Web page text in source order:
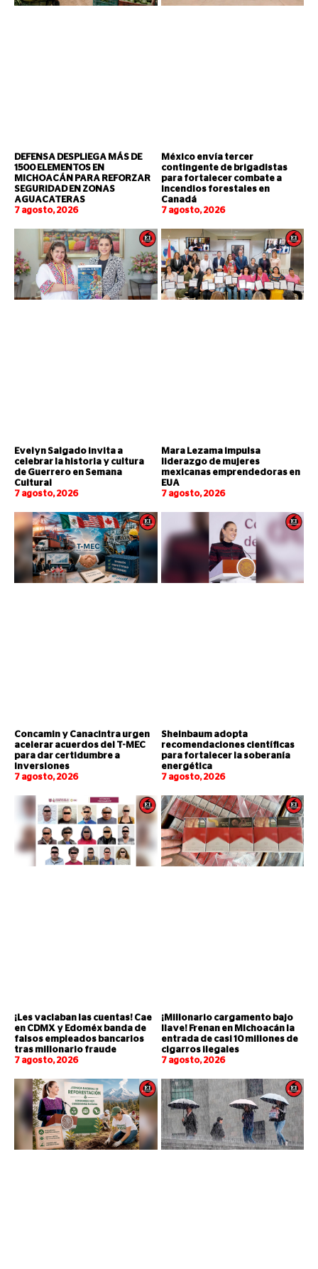
DEFENSA DESPLIEGA MÁS DE
1500 ELEMENTOS EN
MICHOACÁN PARA REFORZAR
SEGURIDAD EN ZONAS
AGUACATERAS
7 agosto, 2026
México envía tercer
contingente de brigadistas
para fortalecer combate a
incendios forestales en
Canadá
7 agosto, 2026
Evelyn Salgado invita a
celebrar la historia y cultura
de Guerrero en Semana
Cultural
7 agosto, 2026
Mara Lezama impulsa
liderazgo de mujeres
mexicanas emprendedoras en
EUA
7 agosto, 2026
Concamin y Canacintra urgen
acelerar acuerdos del T-MEC
para dar certidumbre a
inversiones
7 agosto, 2026
Sheinbaum adopta
recomendaciones científicas
para fortalecer la soberanía
energética
7 agosto, 2026
¡Les vaciaban las cuentas! Cae
en CDMX y Edoméx banda de
falsos empleados bancarios
tras millonario fraude
7 agosto, 2026
¡Millonario cargamento bajo
llave! Frenan en Michoacán la
entrada de casi 10 millones de
cigarros ilegales
7 agosto, 2026